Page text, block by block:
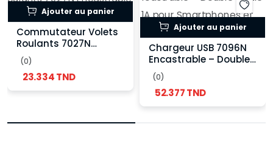
Ajouter au panier
Commutateur Volets
Roulants 7027N
Encastrable –
Commande à 3
Positions
(0)
23.334 TND
Ajouter au panier
Chargeur USB 7096N
Encastrable – Double
Sortie 2.1A pour
Smartphones et
Tablettes
(0)
52.377 TND